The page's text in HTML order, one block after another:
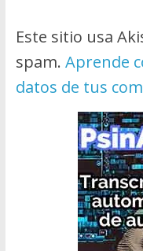
Este sitio usa
spam. Aprende
datos de tus